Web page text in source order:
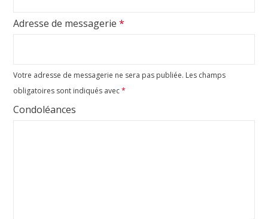
Votre adresse de messagerie ne sera pas publiée. Les champs
obligatoires sont indiqués avec*
Condoléances
Adresse de messagerie *